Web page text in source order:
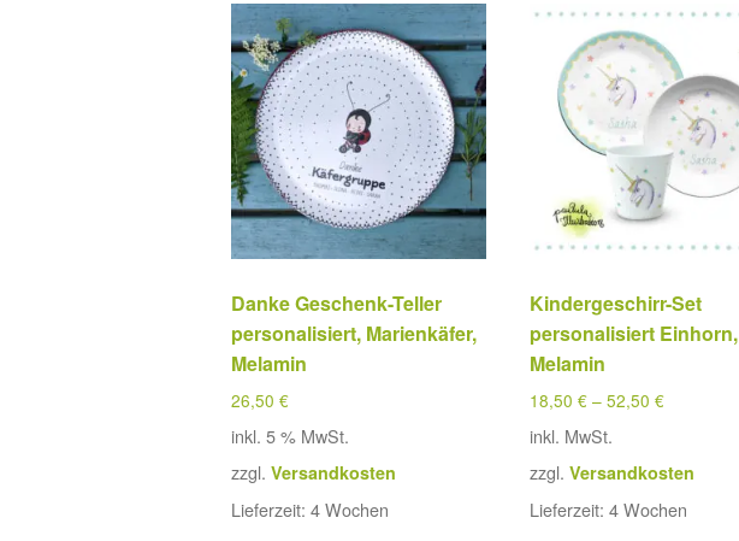
Danke Geschenk-Teller
personalisiert, Marienkäfer,
Melamin
26,50 €
inkl. 5 % MwSt.
zzgl. Versandkosten
Lieferzeit: 4 Wochen
Kindergeschirr-Set
personalisiert Einhorn,
Melamin
18,50€ –52,50€
inkl. MwSt.
zzgl.Versandkosten
Lieferzeit:4 Wochen